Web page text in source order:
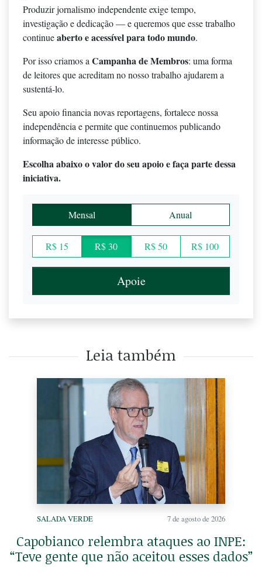
Produzir jornalismo independente exige tempo,
investigação e dedicação — e queremos que esse trabalho
continueaberto e acessível para todo mundo.
Por isso criamos aCampanha de Membros: uma forma
de leitores que acreditam no nosso trabalho ajudarem a
sustentá-lo.
Seu apoio financia novas reportagens, fortalece nossa
independência e permite que continuemos publicando
informação de interesse público.
Escolha abaixo o valor do seu apoio e faça parte dessa
iniciativa.
Mensal Anual
R$ 15 R$ 30 R$ 50 R$ 100
Apoie
Leia também
SALADA VERDE 7 de agosto de 2026
Capobianco relembra ataques ao INPE:
“Teve gente que não aceitou esses dados”